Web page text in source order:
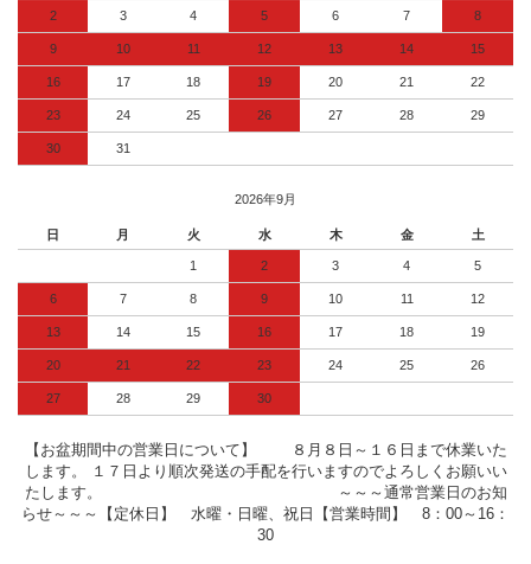
2 3 4 5 6 7 8
9 10 11 12 13 14 15
16 17 18 19 20 21 22
23 24 25 26 27 28 29
30 31
2026年9月
日 月 火 水 木 金 土
1 2 3 4 5
6 7 8 9 10 11 12
13 14 15 16 17 18 19
20 21 22 23 24 25 26
27 28 29 30
【お盆期間中の営業日について】 ８月８日～１６日まで休業いた
します。 １７日より順次発送の手配を行いますのでよろしくお願いい
たします。 ～～～通常営業日のお知
らせ～～～【定休日】 水曜・日曜、祝日【営業時間】 8：00～16：
30